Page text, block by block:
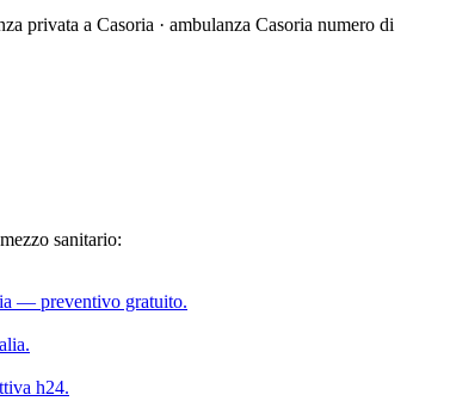
privata a Casoria · ambulanza Casoria numero di
sanitario:
— preventivo gratuito.
h24.